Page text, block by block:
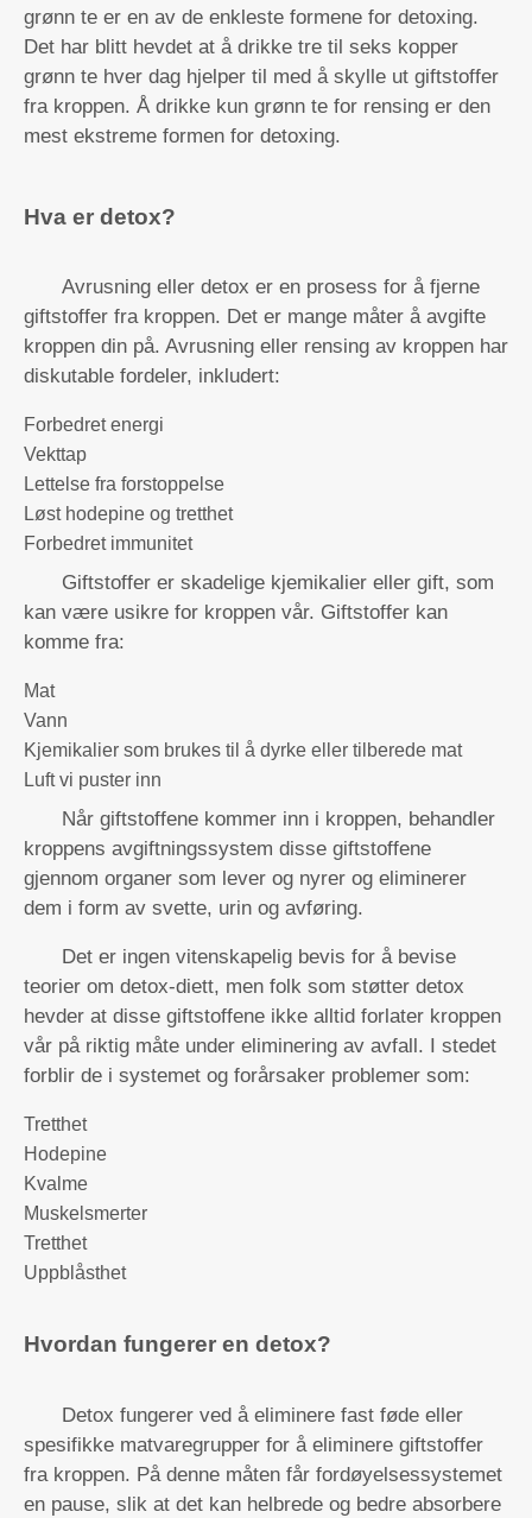
grønn te er en av de enkleste formene for detoxing.
Det har blitt hevdet at å drikke tre til seks kopper
grønn te hver dag hjelper til med å skylle ut giftstoffer
fra kroppen. Å drikke kun grønn te for rensing er den
mest ekstreme formen for detoxing.
Hva er detox?
Avrusning eller detox er en prosess for å fjerne
giftstoffer fra kroppen. Det er mange måter å avgifte
kroppen din på. Avrusning eller rensing av kroppen har
diskutable fordeler, inkludert:
Forbedret energi
Vekttap
Lettelse fra forstoppelse
Løst hodepine og tretthet
Forbedret immunitet
Giftstoffer er skadelige kjemikalier eller gift, som
kan være usikre for kroppen vår. Giftstoffer kan
komme fra:
Mat
Vann
Kjemikalier som brukes til å dyrke eller tilberede mat
Luft vi puster inn
Når giftstoffene kommer inn i kroppen, behandler
kroppens avgiftningssystem disse giftstoffene
gjennom organer som lever og nyrer og eliminerer
dem i form av svette, urin og avføring.
Det er ingen vitenskapelig bevis for å bevise
teorier om detox-diett, men folk som støtter detox
hevder at disse giftstoffene ikke alltid forlater kroppen
vår på riktig måte under eliminering av avfall. I stedet
forblir de i systemet og forårsaker problemer som:
Tretthet
Hodepine
Kvalme
Muskelsmerter
Tretthet
Uppblåsthet
Hvordan fungerer en detox?
Detox fungerer ved å eliminere fast føde eller
spesifikke matvaregrupper for å eliminere giftstoffer
fra kroppen. På denne måten får fordøyelsessystemet
en pause, slik at det kan helbrede og bedre absorbere